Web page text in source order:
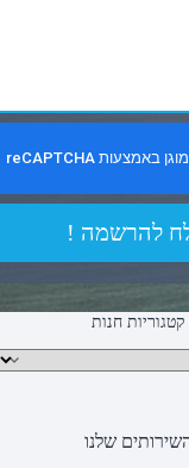
להרשמה !
קטגוריות חנות
קטגוריות מוצרים
שלנו